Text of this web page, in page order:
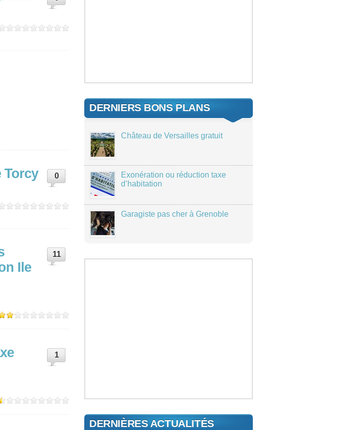
Torcy
0
Ile
11
1
DERNIERS BONS PLANS
Château de Versailles gratuit
Exonération ou réduction taxe
d’habitation
Garagiste pas cher à Grenoble
DERNIÈRES ACTUALITÉS